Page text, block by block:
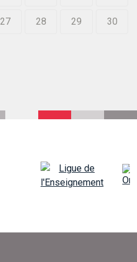
27 28 29 30